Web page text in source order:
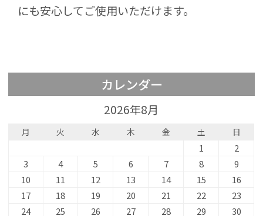
にも安心してご使用いただけます。
カレンダー
2026年8月
月 火 水 木 金 土 日
1
2
3
4 5 6 7 8
9
10
11 12 13 14 15
16
17
18 19 20 21 22
23
24
25 26 27 28 29
30